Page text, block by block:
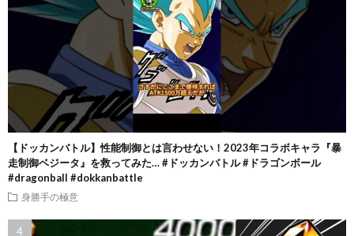
【ドッカンバトル】性能制御とは言わせない！2023年コラボキャラ『暴
走制御ベジータ』を救ってみた… #ドッカンバトル #ドラゴンボール
#dragonball #dokkanbattle
身勝手の極意